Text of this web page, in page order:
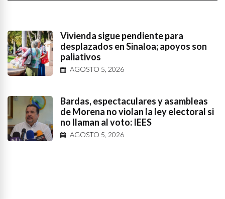
Vivienda sigue pendiente para
desplazados en Sinaloa; apoyos son
paliativos
AGOSTO 5, 2026
Bardas, espectaculares y asambleas
de Morena no violan la ley electoral si
no llaman al voto: IEES
AGOSTO 5, 2026